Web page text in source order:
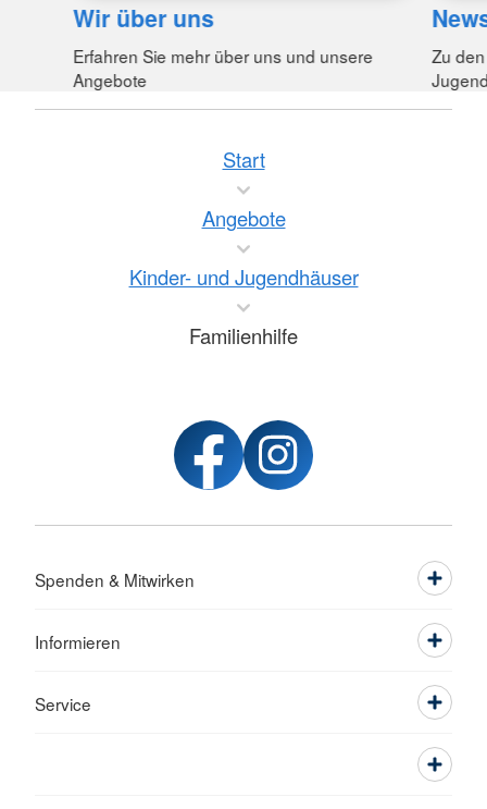
Wir über uns
Erfahren Sie mehr über uns und unsere
Angebote
Zu
Start
Angebote
Kinder- und Jugendhäuser
Familienhilfe
Spenden & Mitwirken
Informieren
Service